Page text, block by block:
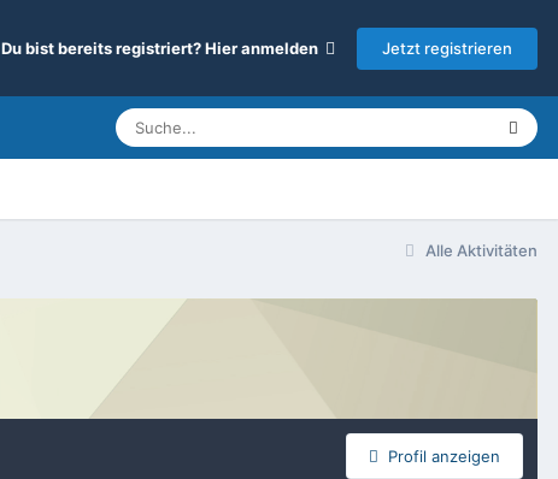
Du bist bereits registriert? Hier anmelden Jetzt registrieren
Alle Aktivitäten
Profil anzeigen